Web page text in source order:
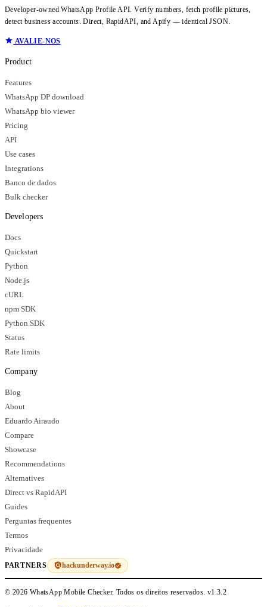
Developer-owned WhatsApp Profile API. Verify numbers, fetch profile pictures,
detect business accounts. Direct, RapidAPI, and Apify — identical JSON.
AVALIE-NOS
Product
Features
WhatsApp DP download
WhatsApp bio viewer
Pricing
API
Use cases
Integrations
Banco de dados
Bulk checker
Developers
Docs
Quickstart
Python
Node.js
cURL
npm SDK
Python SDK
Status
Rate limits
Company
Blog
About
Eduardo Airaudo
Compare
Showcase
Recommendations
Alternatives
Direct vs RapidAPI
Guides
Perguntas frequentes
Termos
Privacidade
PARTNERS hackunderway.io
© 2026 WhatsApp Mobile Checker. Todos os direitos reservados. v1.3.2